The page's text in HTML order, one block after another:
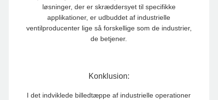
løsninger, der er skræddersyet til specifikke
applikationer, er udbuddet af industrielle
ventilproducenter lige så forskellige som de industrier,
de betjener.
Konklusion:
I det indviklede billedtæppe af industrielle operationer